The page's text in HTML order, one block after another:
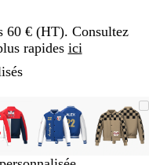
60 € (HT). Consultez
rapides ici
Image
zoomable
Zoom
au
minimum
Cliquez
pour
développer
Utilisez
les
touches
Image
zoomable
Zoom
au
minimum
Cliquez
pour
développer
Utilisez
les
touches
au
pour
les